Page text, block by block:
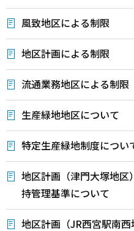
風致地区による制限
地区計画による制限
流通業務地区による制限
生産緑地地区について
特定生産緑地制度につい
地区計画（津門大塚地
持管理基準について
地区計画（JR西宮駅南